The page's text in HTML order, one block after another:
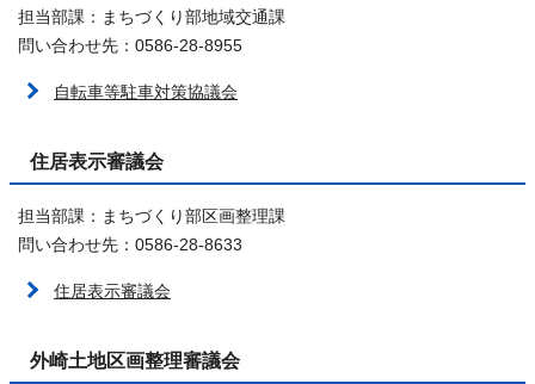
担当部課：まちづくり部地域交通課
問い合わせ先：0586-28-8955
自転車等駐車対策協議会
住居表示審議会
担当部課：まちづくり部区画整理課
問い合わせ先：0586-28-8633
住居表示審議会
外崎土地区画整理審議会